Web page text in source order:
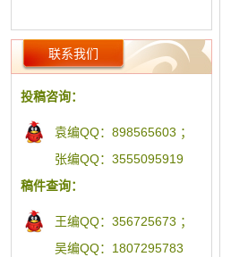
联系我们
投稿咨询：
袁编QQ：898565603 ；
张编QQ：3555095919
稿件查询：
王编QQ：356725673 ；
吴编QQ：1807295783